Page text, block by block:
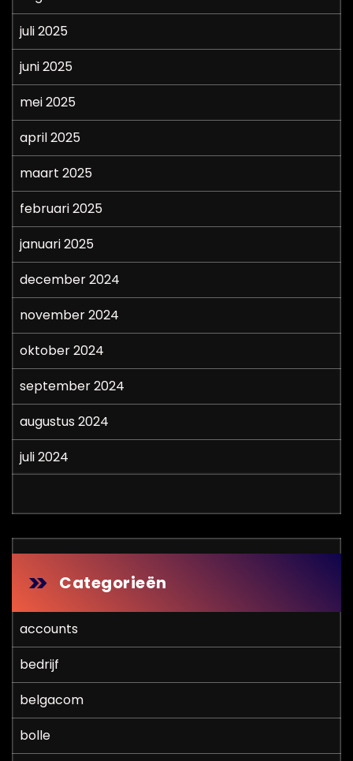
juli 2025
juni 2025
mei 2025
april 2025
maart 2025
februari 2025
januari 2025
december 2024
november 2024
oktober 2024
september 2024
augustus 2024
juli 2024
Categorieën
accounts
bedrijf
belgacom
bolle